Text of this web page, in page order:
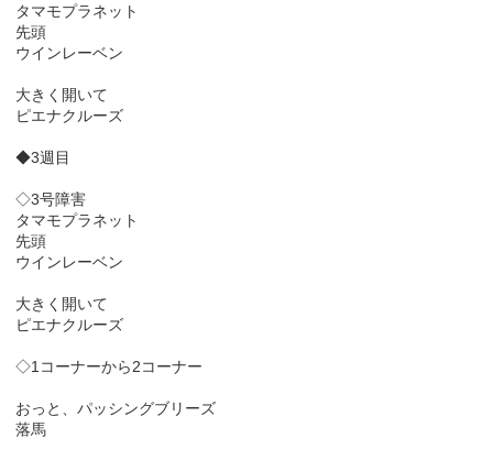
タマモプラネット
先頭
ウインレーベン
大きく開いて
ピエナクルーズ
◆3週目
◇3号障害
タマモプラネット
先頭
ウインレーベン
大きく開いて
ピエナクルーズ
◇1コーナーから2コーナー
おっと、パッシングブリーズ
落馬